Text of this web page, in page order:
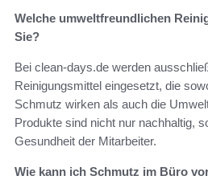
Welche umweltfreundlichen
Sie?
Bei clean-days.de werden
Reinigungsmittel eingesetzt, die
Schmutz wirken als auch die
Produkte sind nicht nur nachhaltig,
Gesundheit der Mitarbeiter.
Wie kann ich Schmutz im Büro